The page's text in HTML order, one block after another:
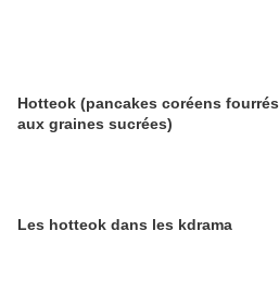
Hotteok (pancakes coréens fourrés
aux graines sucrées)
Les hotteok dans les kdrama